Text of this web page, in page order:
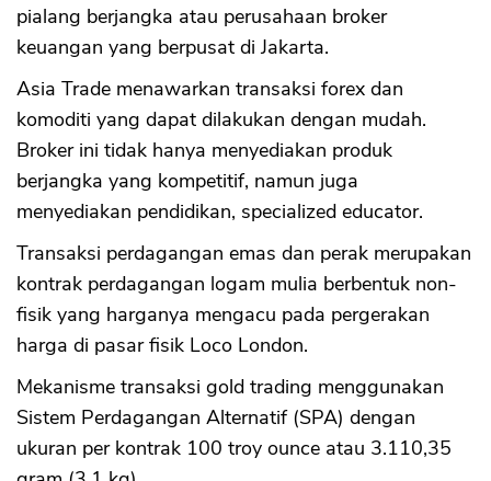
pialang berjangka atau perusahaan broker
keuangan yang berpusat di Jakarta.
Asia Trade menawarkan transaksi forex dan
komoditi yang dapat dilakukan dengan mudah.
Broker ini tidak hanya menyediakan produk
berjangka yang kompetitif, namun juga
menyediakan pendidikan, specialized educator.
Transaksi perdagangan emas dan perak merupakan
kontrak perdagangan logam mulia berbentuk non-
fisik yang harganya mengacu pada pergerakan
harga di pasar fisik Loco London.
Mekanisme transaksi gold trading menggunakan
Sistem Perdagangan Alternatif (SPA) dengan
ukuran per kontrak 100 troy ounce atau 3.110,35